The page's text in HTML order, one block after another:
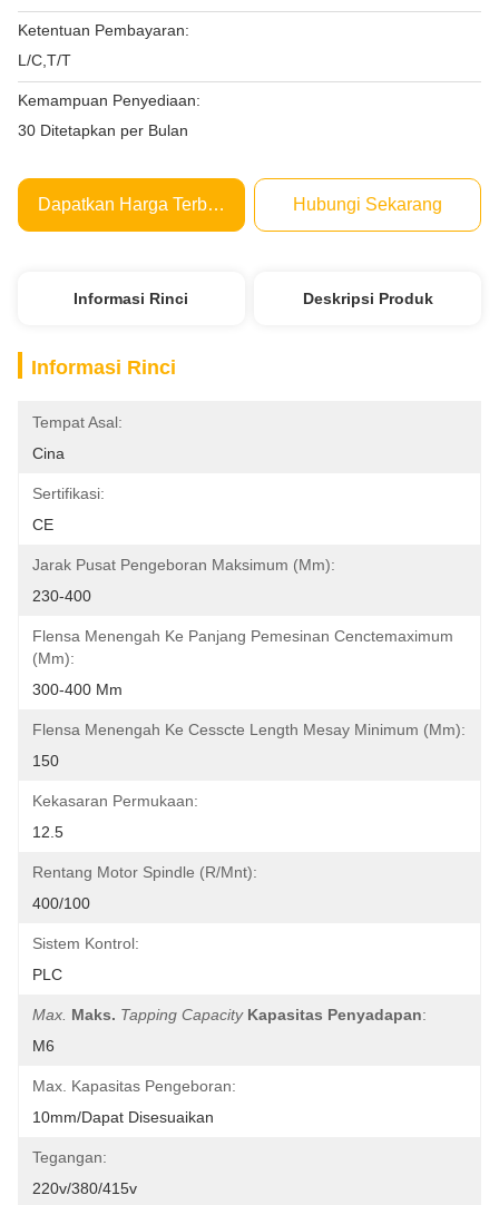
Ketentuan Pembayaran:
L/C,T/T
Kemampuan Penyediaan:
30 Ditetapkan per Bulan
Dapatkan Harga Terbaik Hubungi Sekarang
Informasi Rinci Deskripsi Produk
Informasi Rinci
Tempat Asal:
Cina
Sertifikasi:
CE
Jarak Pusat Pengeboran Maksimum (mm):
230-400
Flensa Menengah Ke Panjang Pemesinan Cenctemaximum
(mm):
300-400 Mm
Flensa Menengah Ke Cesscte Length Mesay Minimum (mm):
150
Kekasaran Permukaan:
12.5
Rentang Motor Spindle (r/mnt):
400/100
Sistem Kontrol:
PLC
Max. Maks. Tapping Capacity Kapasitas Penyadapan:
M6
Max. Kapasitas Pengeboran:
10mm/dapat Disesuaikan
Tegangan:
220v/380/415v